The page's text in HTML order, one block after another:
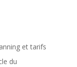
et tarifs
du